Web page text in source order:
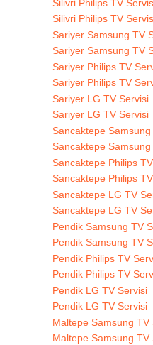
Silivri Philips TV
Silivri Philips TV
Sariyer Samsung TV
Sariyer Samsung TV
Sariyer Philips TV
Sariyer Philips TV
Sariyer LG TV Servisi
Sariyer LG TV Servisi
Sancaktepe
Sancaktepe
Sancaktepe Philips
Sancaktepe Philips
Sancaktepe LG TV
Sancaktepe LG TV
Pendik Samsung TV
Pendik Samsung TV
Pendik Philips TV
Pendik Philips TV
Pendik LG TV Servisi
Pendik LG TV Servisi
Maltepe Samsung TV
Maltepe Samsung TV